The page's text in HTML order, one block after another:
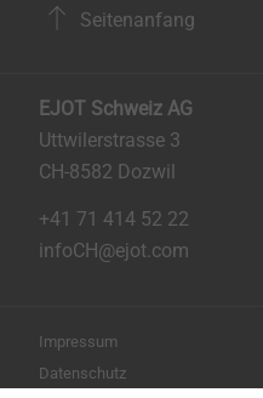
Seitenanfang
EJOT Schweiz AG
Uttwilerstrasse 3
CH-8582 Dozwil
+41 71 414 52 22
infoCH@ejot.com
Impressum
Datenschutz